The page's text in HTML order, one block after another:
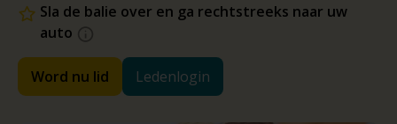
Sla de balie over en ga rechtstreeks naar uw
auto
Word nu lid Ledenlogin